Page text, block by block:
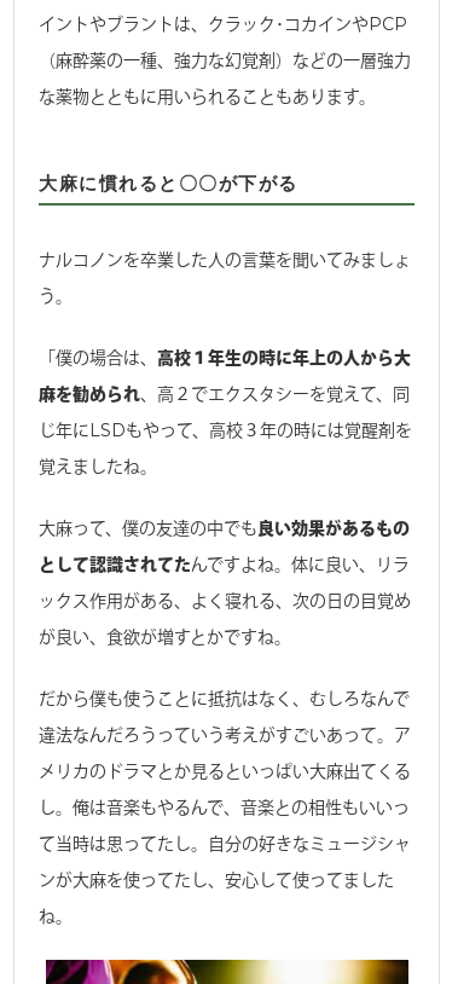
イントやブラントは、クラック･コカインやPCP
（麻酔薬の一種、強力な幻覚剤）などの一層強力
な薬物とともに用いられることもあります。
大麻に慣れると〇〇が下がる
ナルコノンを卒業した人の言葉を聞いてみましょ
う。
「僕の場合は、高校１年生の時に年上の人から大
麻を勧められ、高２でエクスタシーを覚えて、同
じ年にLSDもやって、高校３年の時には覚醒剤を
覚えましたね。
大麻って、僕の友達の中でも良い効果があるもの
として認識されてたんですよね。体に良い、リラ
ックス作用がある、よく寝れる、次の日の目覚め
が良い、食欲が増すとかですね。
だから僕も使うことに抵抗はなく、むしろなんで
違法なんだろうっていう考えがすごいあって。ア
メリカのドラマとか見るといっぱい大麻出てくる
し。俺は音楽もやるんで、音楽との相性もいいっ
て当時は思ってたし。自分の好きなミュージシャ
ンが大麻を使ってたし、安心して使ってました
ね。